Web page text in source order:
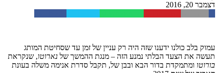
דצמבר 20, 2016
עמוק בלב כולנו ידענו שזה היה רק עניין של זמן עד שסחיטת המותג
תעשה את הצעד הבלתי נמנע הזה – מנגת ההמשך של נארוטו, שנקראת
בורוטו ומתמקדת בדור הבא ובבן של, תקבל סדרת אנימה משלה בעונת